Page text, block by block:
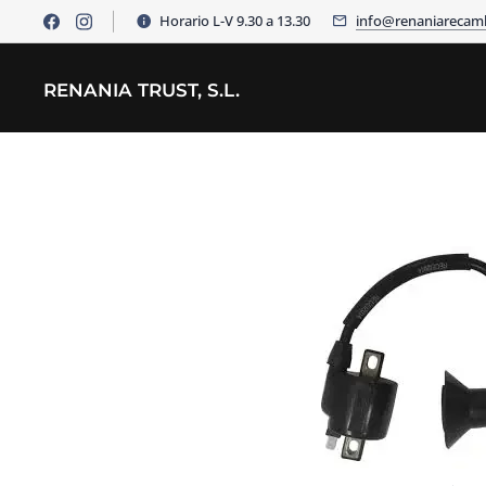
Horario L-V 9.30 a 13.30
RENANIA TRUST, S.L.